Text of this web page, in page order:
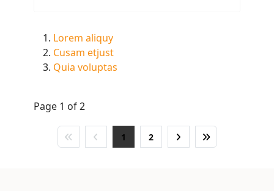
Lorem aliquy
Cusam etjust
Quia voluptas
Page 1 of 2
1 2